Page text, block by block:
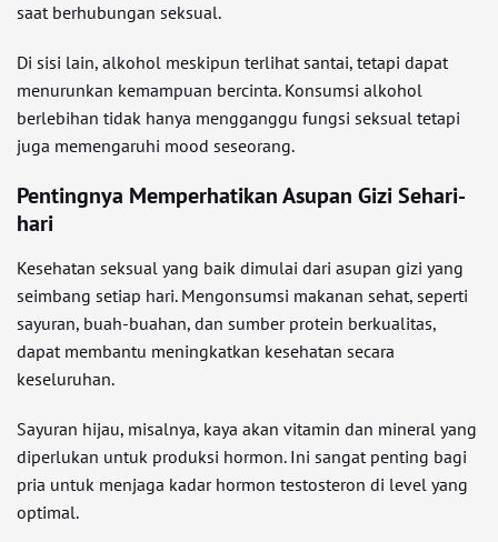
saat berhubungan seksual.
Di sisi lain, alkohol meskipun terlihat santai, tetapi dapat
menurunkan kemampuan bercinta. Konsumsi alkohol
berlebihan tidak hanya mengganggu fungsi seksual tetapi
juga memengaruhi mood seseorang.
Pentingnya Memperhatikan Asupan Gizi Sehari-
hari
Kesehatan seksual yang baik dimulai dari asupan gizi yang
seimbang setiap hari. Mengonsumsi makanan sehat, seperti
sayuran, buah-buahan, dan sumber protein berkualitas,
dapat membantu meningkatkan kesehatan secara
keseluruhan.
Sayuran hijau, misalnya, kaya akan vitamin dan mineral yang
diperlukan untuk produksi hormon. Ini sangat penting bagi
pria untuk menjaga kadar hormon testosteron di level yang
optimal.